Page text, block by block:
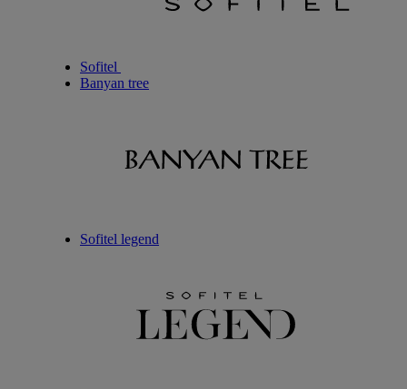
Sofitel
Banyan tree
Sofitel legend